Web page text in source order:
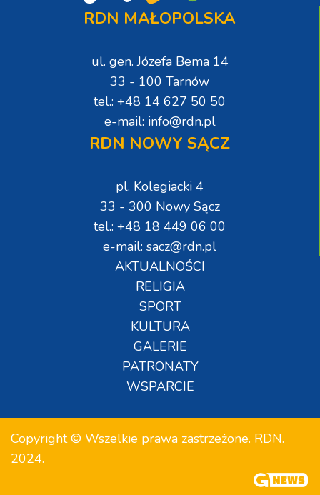
RDN MAŁOPOLSKA
ul. gen. Józefa Bema 14
33 - 100 Tarnów
tel.: +48 14 627 50 50
e-mail: info@rdn.pl
RDN NOWY SĄCZ
pl. Kolegiacki 4
33 - 300 Nowy Sącz
tel.: +48 18 449 06 00
e-mail: sacz@rdn.pl
AKTUALNOŚCI
RELIGIA
SPORT
KULTURA
GALERIE
PATRONATY
WSPARCIE
Copyright © Wszelkie prawa zastrzeżone. RDN.
2024.